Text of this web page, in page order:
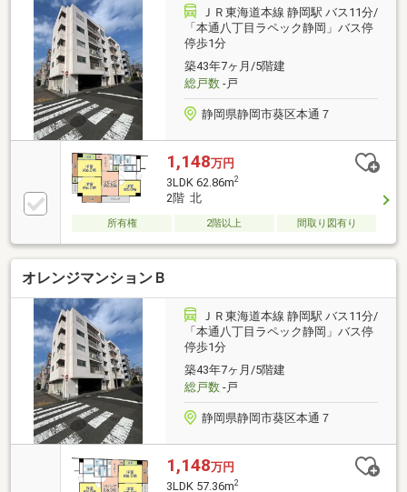
暮らしやすさと確かなステータス、その両方を兼ね備
えた価値ある一邸です。
ＪＲ東海道本線 静岡駅 バス11分/
「本通八丁目ラペック静岡」バス停
停歩1分
築43年7ヶ月/5階建
総戸数-戸
静岡県静岡市葵区本通７
1,148万円
3LDK 62.86m2
2階 北
所有権 2階以上 間取り図有り
オレンジマンションＢ
ＪＲ東海道本線 静岡駅 バス11分/
「本通八丁目ラペック静岡」バス停
停歩1分
築43年7ヶ月/5階建
総戸数-戸
静岡県静岡市葵区本通７
1,148万円
3LDK 57.36m2